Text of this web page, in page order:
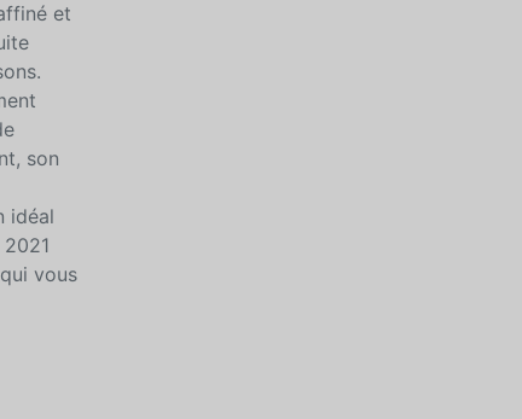
et
son
idéal
vous